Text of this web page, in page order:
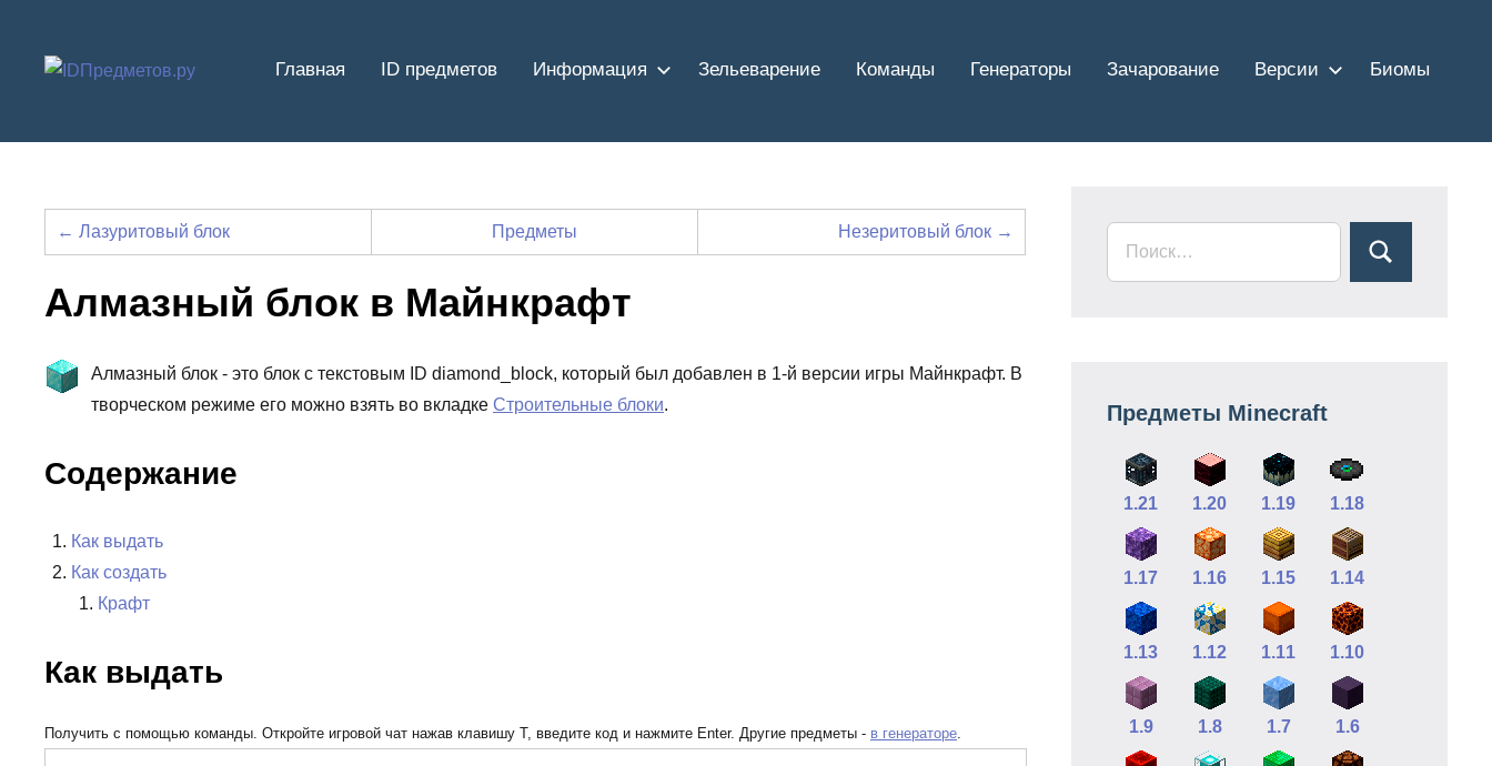
содержимому
Главная ID предметов Информация Зельеварение Команды Генераторы Зачарование Версии Биомы
← Лазуритовый блок Предметы Незеритовый блок →
Алмазный блок в Майнкрафт
Алмазный блок - это блок с текстовым ID diamond_block, который был добавлен в 1-й версии игры Майнкрафт. В
творческом режиме его можно взять во вкладке Строительные блоки.
Содержание
Как выдать
Как создать
Крафт
Как выдать
Получить с помощью команды. Откройте игровой чат нажав клавишу T, введите код и нажмите Enter. Другие предметы - в генераторе
Предметы Minecraft
1.21 1.20 1.19 1.18
1.17 1.16 1.15 1.14
1.13 1.12 1.11 1.10
1.9 1.8 1.7 1.6